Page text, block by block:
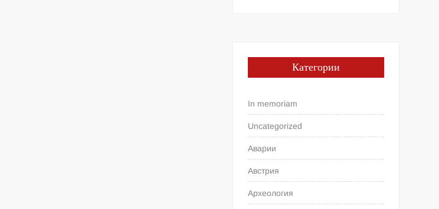
Категории
In memoriam
Uncategorized
Аварии
Австрия
Археология